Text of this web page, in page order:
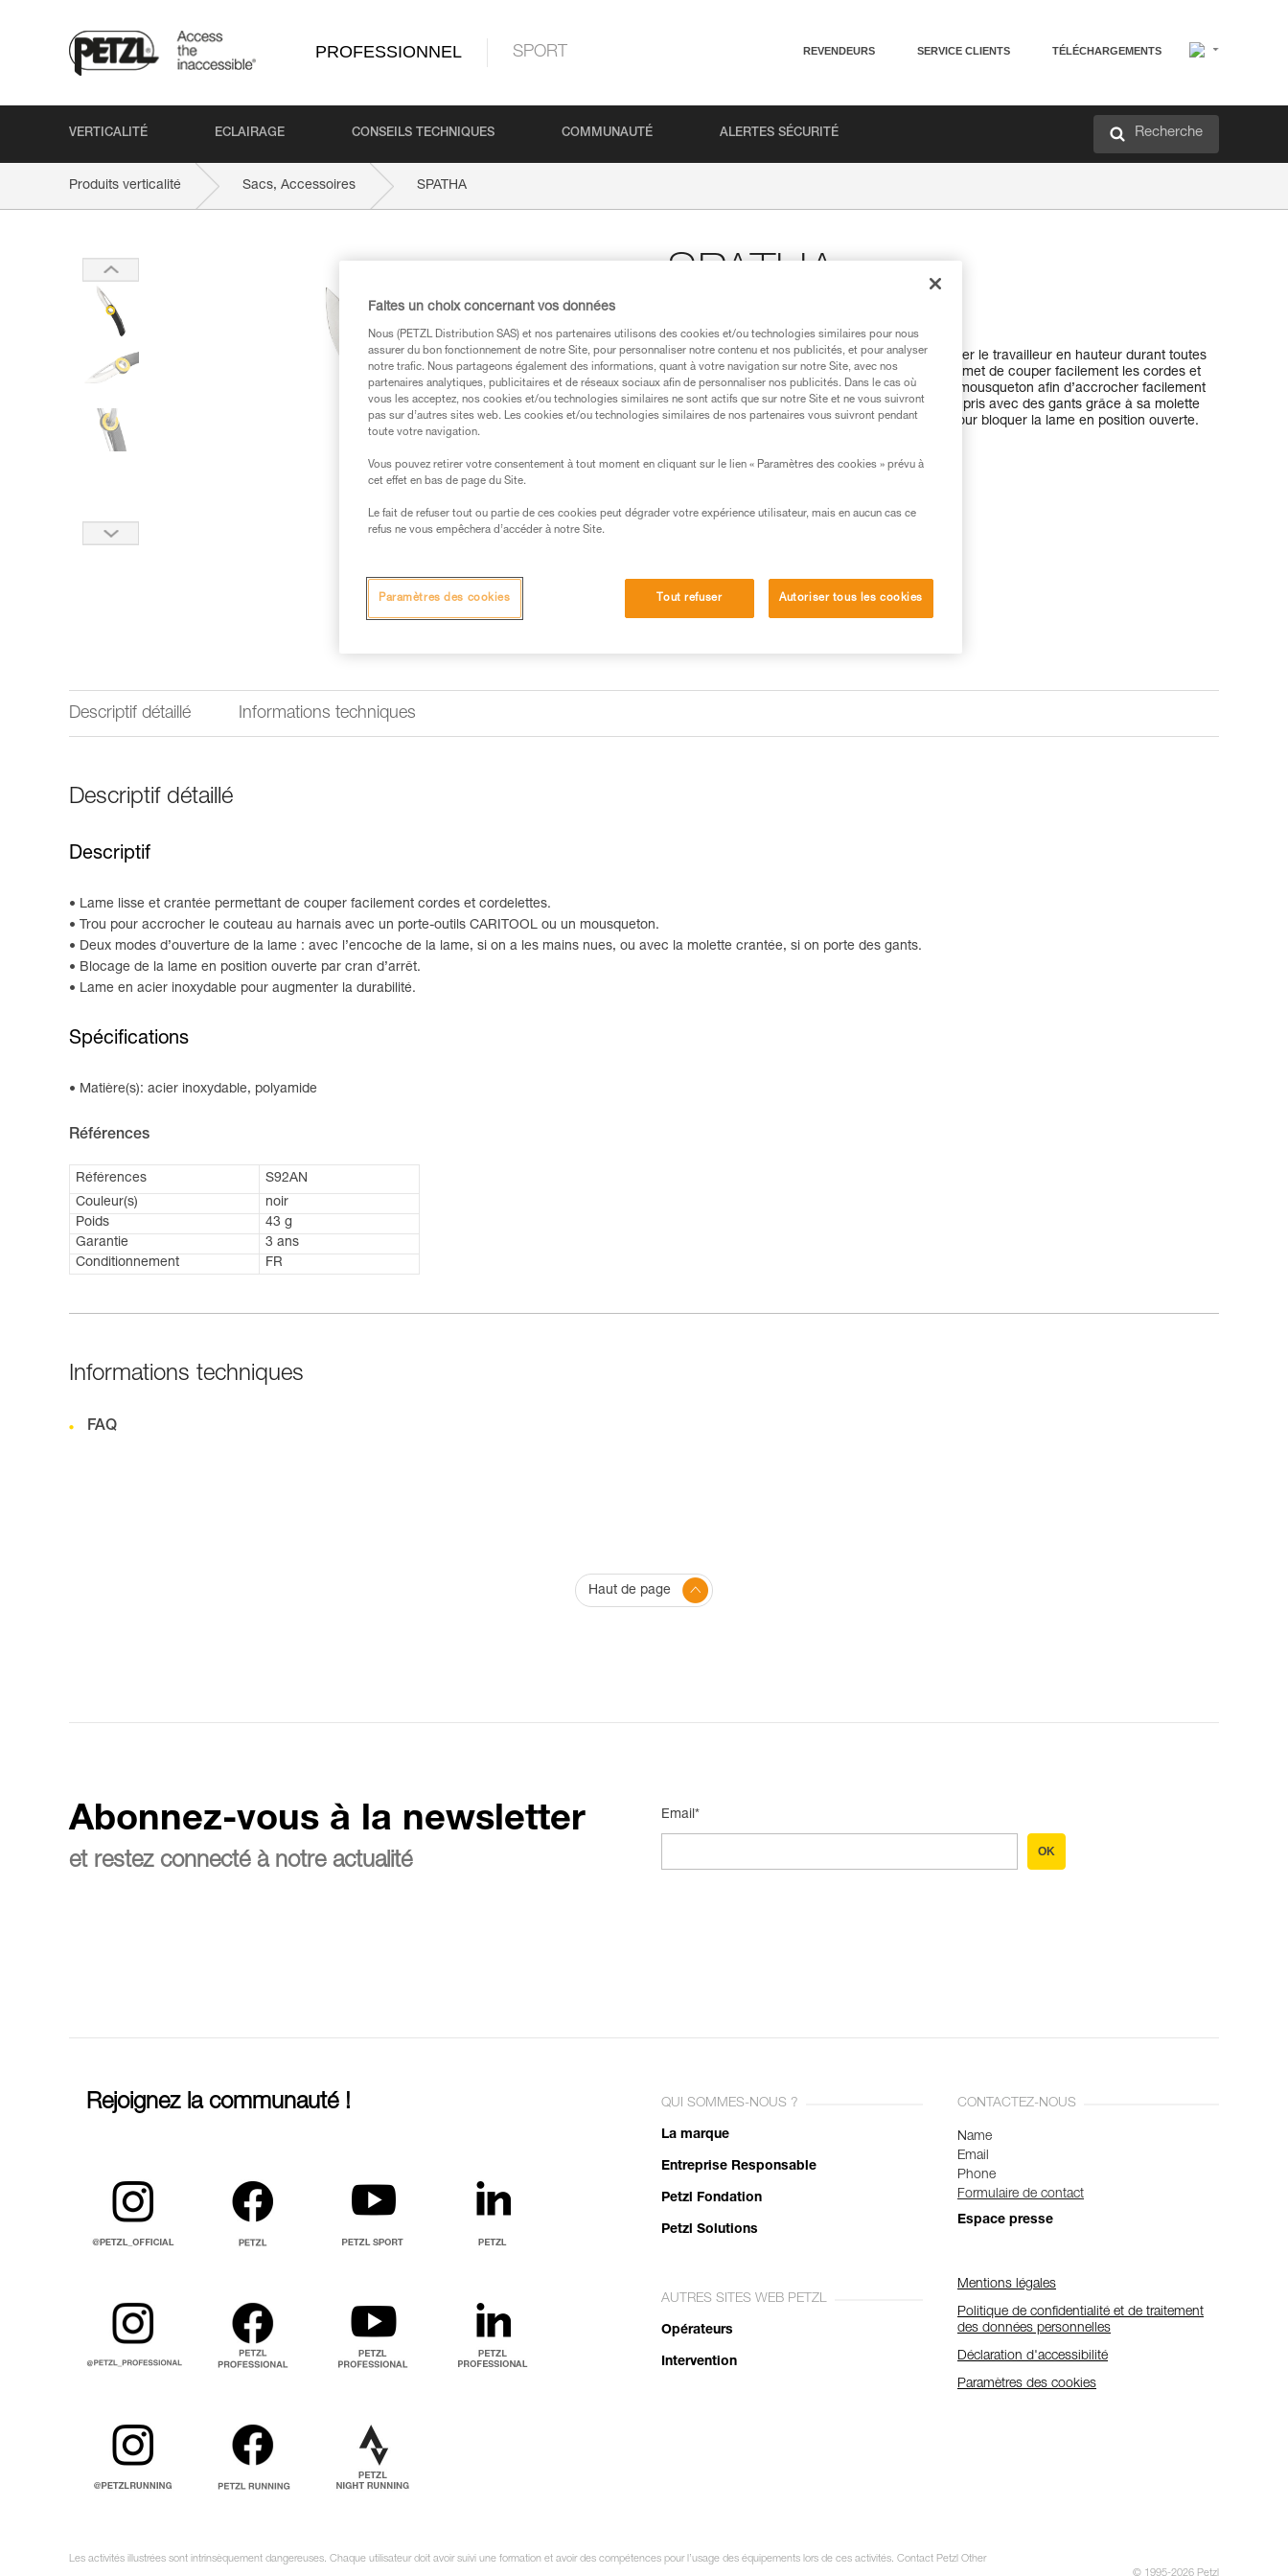
PROFESSIONNEL SPORT REVENDEURS SERVICE CLIENTS TÉLÉCHARGEMENTS
VERTICALITÉ ECLAIRAGE CONSEILS TECHNIQUES COMMUNAUTÉ ALERTES SÉCURITÉ Recherche
Produits verticalité Sacs, Accessoires SPATHA
SPATHA
Couteau mousquetonnable
Le couteau SPATHA est conçu pour accompagner le travailleur en hauteur durant toutes
ses tâches quotidiennes. Le profil de la lame permet de couper facilement les cordes et
cordelettes. Il dispose d’un trou pour passer un mousqueton afin d’accrocher facilement
le couteau au harnais. Facile à manipuler, y compris avec des gants grâce à sa molette
crantée, il possède également un cran d’arrêt pour bloquer la lame en position ouverte.
Descriptif détaillé Informations techniques
Descriptif détaillé
Descriptif
Lame lisse et crantée permettant de couper facilement cordes et cordelettes.
Trou pour accrocher le couteau au harnais avec un porte-outils CARITOOL ou un mousqueton.
Deux modes d’ouverture de la lame : avec l’encoche de la lame, si on a les mains nues, ou avec la molette crantée, si on porte des gants.
Blocage de la lame en position ouverte par cran d’arrêt.
Lame en acier inoxydable pour augmenter la durabilité.
Spécifications
Matière(s): acier inoxydable, polyamide
Références
Références
S92AN
Couleur(s)
noir
Poids
43 g
Garantie
3 ans
Conditionnement
FR
Informations techniques
FAQ
Haut de page
Abonnez-vous à la newsletter
et restez connecté à notre actualité
Email*
OK
Rejoignez la communauté ! QUI SOMMES-NOUS ?
La marque
Entreprise Responsable
Petzl Fondation
Petzl Solutions
AUTRES SITES WEB PETZL
Opérateurs
Intervention
CONTACTEZ-NOUS
Name
Email
Phone
Formulaire de contact
Espace presse
Mentions légales
Politique de confidentialité et de traitement
des données personnelles
Déclaration d'accessibilité
Paramètres des cookies
Les activités illustrées sont intrinsèquement dangereuses. Chaque utilisateur doit avoir suivi une formation et avoir des compétences pour l’usage des équipements lors de ces activités. Contact Petzl Other
© 1995-2026 Petzl
Faites un choix concernant vos données
Nous (PETZL Distribution SAS) et nos partenaires utilisons des cookies et/ou technologies similaires pour nous
assurer du bon fonctionnement de notre Site, pour personnaliser notre contenu et nos publicités, et pour analyser
notre trafic. Nous partageons également des informations, quant à votre navigation sur notre Site, avec nos
partenaires analytiques, publicitaires et de réseaux sociaux afin de personnaliser nos publicités. Dans le cas où
vous les acceptez, nos cookies et/ou technologies similaires ne sont actifs que sur notre Site et ne vous suivront
pas sur d’autres sites web. Les cookies et/ou technologies similaires de nos partenaires vous suivront pendant
toute votre navigation.
Vous pouvez retirer votre consentement à tout moment en cliquant sur le lien « Paramètres des cookies » prévu à
cet effet en bas de page du Site.
Le fait de refuser tout ou partie de ces cookies peut dégrader votre expérience utilisateur, mais en aucun cas ce
refus ne vous empêchera d’accéder à notre Site.
Tout refuser Autoriser tous les cookies
Paramètres des cookies